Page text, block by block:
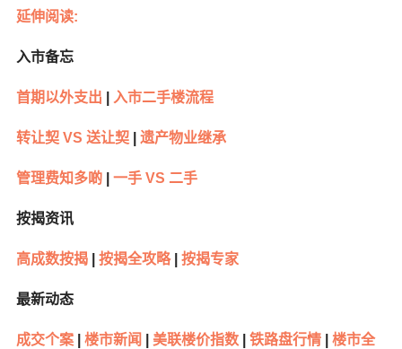
延伸阅读:
入市备忘
首期以外支出 入市二手楼流程
转让契 VS 送让契| 遗产物业继承
管理费知多啲| 一手 VS 二手
按揭资讯
高成数按揭| 按揭全攻略| 按揭专家
最新动态
成交个案| 楼市新闻 美联楼价指数| 铁路盘行情|
楼市全